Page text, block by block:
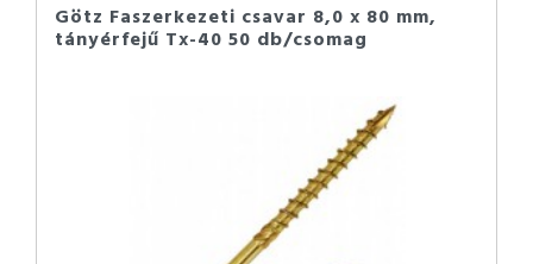
Götz Faszerkezeti csavar 8,0 x 80 mm,
tányérfejű Tx-40 50 db/csomag